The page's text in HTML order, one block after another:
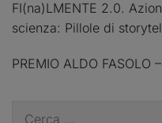
FI(na)LMENTE 2.0.
scienza: Pillole di
PREMIO ALDO FASOLO